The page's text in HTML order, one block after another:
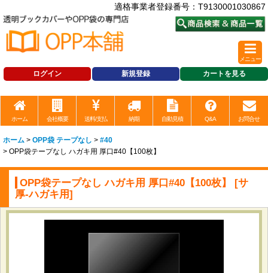
適格事業者登録番号：T9130001030867
ログイン 新規登録 カートを見る
メニュー
ホーム 会社概要 送料/支払 納期 自動見積 Q&A お問合せ
ホーム > OPP袋 テープなし > #40
> OPP袋テープなし ハガキ用 厚口#40【100枚】
OPP袋テープなし ハガキ用 厚口#40【100枚】 [サ
厚-ハガキ用]